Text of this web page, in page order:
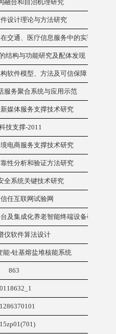
融合和自治机理研究
设计理论与方法研究
交通、医疗信息服务中的实证研究
结构与功能研究及配体发现
软件模型、方法及可信保障
服务聚合系统与应用示范
媒体服务支撑技术研究
技支撑-2011
电商服务支撑技术研究
性分析和验证方法研究
全系统关键技术研究
任互联网试验网
及集成化养老智能终端设备研发
仪软件算法设计
能-钍基熔盐堆核能系统
863